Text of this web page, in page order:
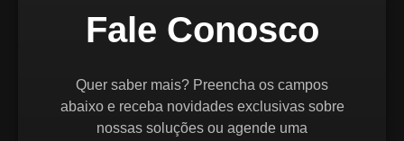
Fale Conosco
Quer saber mais? Preencha os campos
abaixo e receba novidades exclusivas sobre
nossas soluções ou agende uma